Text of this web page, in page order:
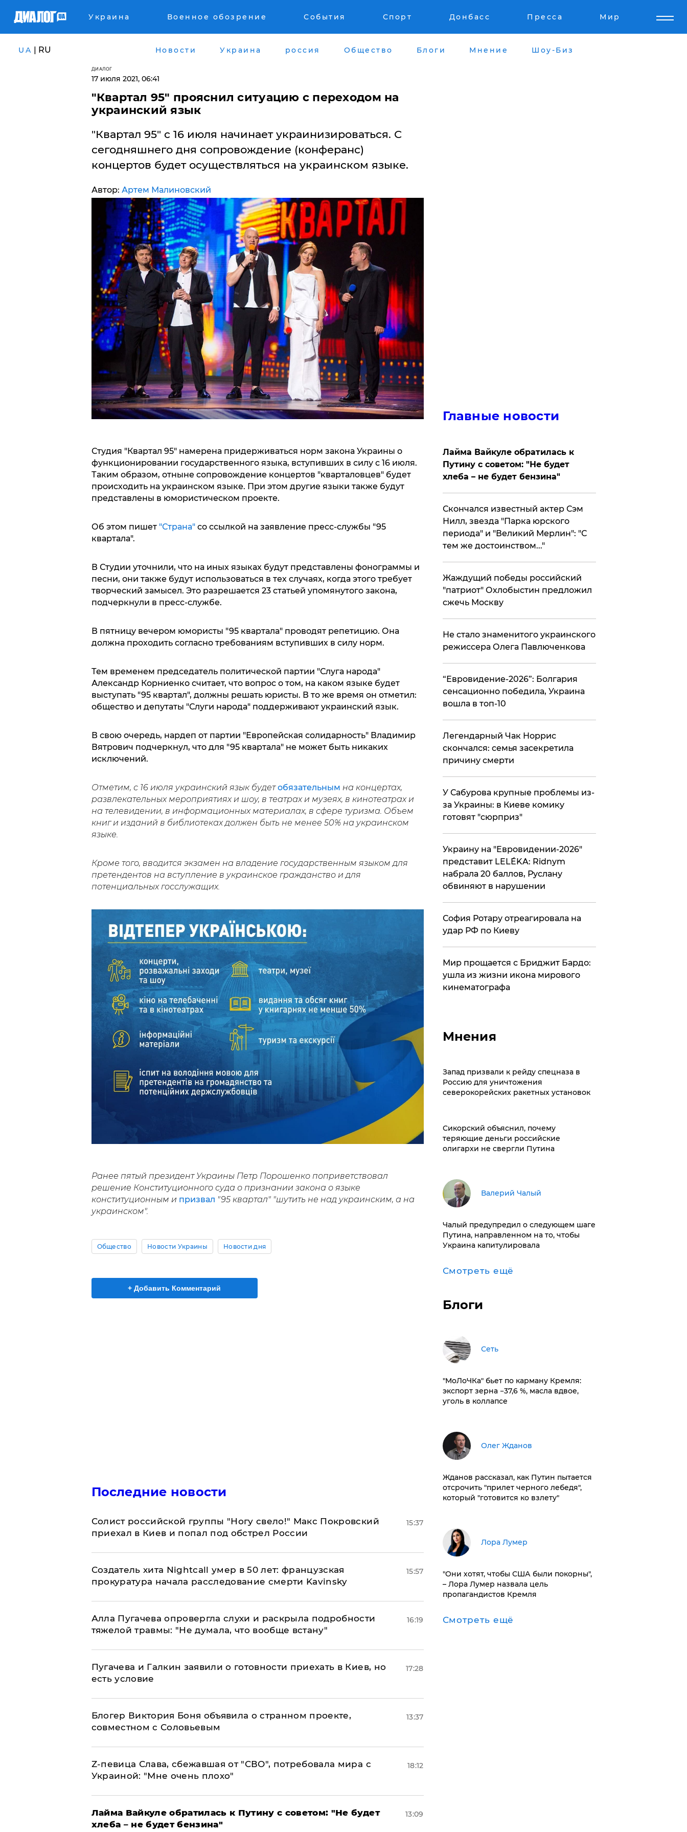
Украина Военное обозрение События Спорт Донбасс Пресса Мир
UA | RU Новости Украина россия Общество Блоги Мнение Шоу-Биз
ДИАЛОГ
17 июля 2021, 06:41
"Квартал 95" прояснил ситуацию с переходом на
украинский язык
"Квартал 95" с 16 июля начинает украинизироваться. С
сегодняшнего дня сопровождение (конферанс)
концертов будет осуществляться на украинском языке.
Автор: Артем Малиновский
Студия "Квартал 95" намерена придерживаться норм закона Украины о
функционировании государственного языка, вступивших в силу с 16 июля.
Таким образом, отныне сопровождение концертов "кварталовцев" будет
происходить на украинском языке. При этом другие языки также будут
представлены в юмористическом проекте.
Об этом пишет "Страна"со ссылкой на заявление пресс-службы "95
квартала".
В Студии уточнили, что на иных языках будут представлены фонограммы и
песни, они также будут использоваться в тех случаях, когда этого требует
творческий замысел. Это разрешается 23 статьей упомянутого закона,
подчеркнули в пресс-службе.
В пятницу вечером юмористы "95 квартала" проводят репетицию. Она
должна проходить согласно требованиям вступивших в силу норм.
Тем временем председатель политической партии "Слуга народа"
Александр Корниенко считает, что вопрос о том, на каком языке будет
выступать "95 квартал", должны решать юристы. В то же время он отметил:
общество и депутаты "Слуги народа" поддерживают украинский язык.
В свою очередь, нардеп от партии "Европейская солидарность" Владимир
Вятрович подчеркнул, что для "95 квартала" не может быть никаких
исключений.
Отметим, с 16 июля украинский язык будетобязательным на концертах,
развлекательных мероприятиях и шоу, в театрах и музеях, в кинотеатрах и
на телевидении, в информационных материалах, в сфере туризма. Объем
книг и изданий в библиотеках должен быть не менее 50% на украинском
языке.
Кроме того, вводится экзамен на владение государственным языком для
претендентов на вступление в украинское гражданство и для
потенциальных госслужащих.
Ранее пятый президент Украины Петр Порошенко поприветствовал
решение Конституционного суда о признании закона о языке
конституционным и призвал "95 квартал" "шутить не над украинским, а на
украинском".
Общество Новости Украины Новости дня
+ Добавить Комментарий
Последние новости
Солист российской группы "Ногу свело!" Макс Покровский
приехал в Киев и попал под обстрел России
15:37
Создатель хита Nightcall умер в 50 лет: французская
прокуратура начала расследование смерти Kavinsky
15:57
Алла Пугачева опровергла слухи и раскрыла подробности
тяжелой травмы: "Не думала, что вообще встану"
16:19
Пугачева и Галкин заявили о готовности приехать в Киев, но
есть условие
17:28
Блогер Виктория Боня объявила о странном проекте,
совместном с Соловьевым
13:37
Z-певица Слава, сбежавшая от "СВО", потребовала мира с
Украиной: "Мне очень плохо"
18:12
Лайма Вайкуле обратилась к Путину с советом: "Не будет
хлеба – не будет бензина"
13:09
Главные новости
Лайма Вайкуле обратилась к
Путину с советом: "Не будет
хлеба – не будет бензина"
Скончался известный актер Сэм
Нилл, звезда "Парка юрского
периода" и "Великий Мерлин": "С
тем же достоинством..."
Жаждущий победы российский
"патриот" Охлобыстин предложил
сжечь Москву
Не стало знаменитого украинского
режиссера Олега Павлюченкова
​“Евровидение-2026”: Болгария
сенсационно победила, Украина
вошла в топ-10
​Легендарный Чак Норрис
скончался: семья засекретила
причину смерти
У Сабурова крупные проблемы из-
за Украины: в Киеве комику
готовят "сюрприз"
Украину на "Евровидении-2026"
представит LELÉKA: Ridnym
набрала 20 баллов, Руслану
обвиняют в нарушении
София Ротару отреагировала на
удар РФ по Киеву
Мир прощается с Бриджит Бардо:
ушла из жизни икона мирового
кинематографа
Мнения
Запад призвали к рейду спецназа в
Россию для уничтожения
северокорейских ракетных установок
Сикорский объяснил, почему
теряющие деньги российские
олигархи не свергли Путина
Валерий Чалый
Чалый предупредил о следующем шаге
Путина, направленном на то, чтобы
Украина капитулировала
Смотреть ещё
Блоги
Сеть
​"МоЛоЧКа" бьет по карману Кремля:
экспорт зерна −37,6 %, масла вдвое,
уголь в коллапсе
Олег Жданов
Жданов рассказал, как Путин пытается
отсрочить "прилет черного лебедя",
который "готовится ко взлету"
​Лора Лумер
"Они хотят, чтобы США были покорны",
– Лора Лумер назвала цель
пропагандистов Кремля
Смотреть ещё